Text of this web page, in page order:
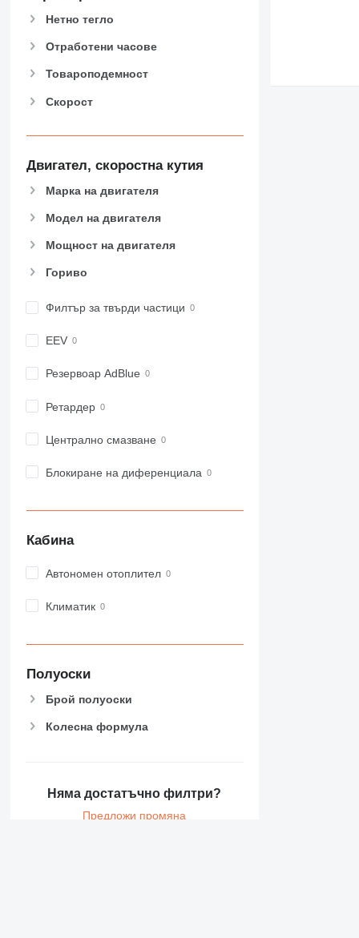
906
907
914
926
930
938
955
963
966
973
982
990
992
C-series
CS
F-series
IT
MH
NR
Нетно тегло
Отработени часове
Товароподемност
Скорост
Двигател, скоростна кутия
Марка на двигателя
Модел на двигателя
Мощност на двигателя
Гориво
Филтър за твърди частици
EEV
Резервоар AdBlue
Ретардер
Централно смазване
Блокиране на диференциала
Кабина
Автономен отоплител
Климатик
Полуоски
Брой полуоски
Колесна формула
Няма достатъчно филтри?
Предложи промяна